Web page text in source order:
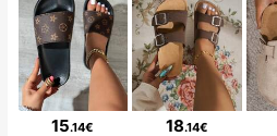
15.14€ 18.14€